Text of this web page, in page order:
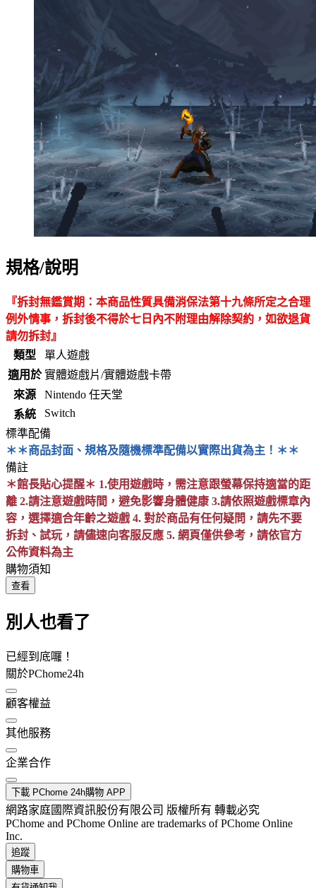
規格/說明
『拆封無鑑賞期：本商品性質具備消保法第十九條所定之合理
例外情事，拆封後不得於七日內不附理由解除契約，如欲退貨
請勿拆封』
類型
單人遊戲
適用於 實體遊戲片/實體遊戲卡帶
來源
Nintendo 任天堂
系統
Switch
標準配備
＊＊商品封面、規格及隨機標準配備以實際出貨為主！＊＊
備註
＊館長貼心提醒＊ 1.使用遊戲時，需注意跟螢幕保持適當的距
離 2.請注意遊戲時間，避免影響身體健康 3.請依照遊戲標章內
容，選擇適合年齡之遊戲 4. 對於商品有任何疑問，請先不要
拆封、試玩，請儘速向客服反應 5. 網頁僅供參考，請依官方
公佈資料為主
購物須知
查看
別人也看了
已經到底囉！
關於PChome24h
顧客權益
其他服務
企業合作
下載 PChome 24h購物 APP
網路家庭國際資訊股份有限公司 版權所有 轉載必究
PChome and PChome Online are trademarks of PChome Online
Inc.
追蹤
購物車